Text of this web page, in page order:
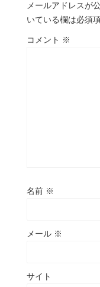
メールアドレスが
いている欄は必須
コメント ※
名前 ※
メール ※
サイト